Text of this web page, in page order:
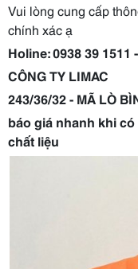
Vui lòng cung cấp
chính xác ạ
Holine: 0938 39 1511
CÔNG TY LIMAC
243/36/32 - MÃ LÒ
báo giá nhanh khi
chất liệu